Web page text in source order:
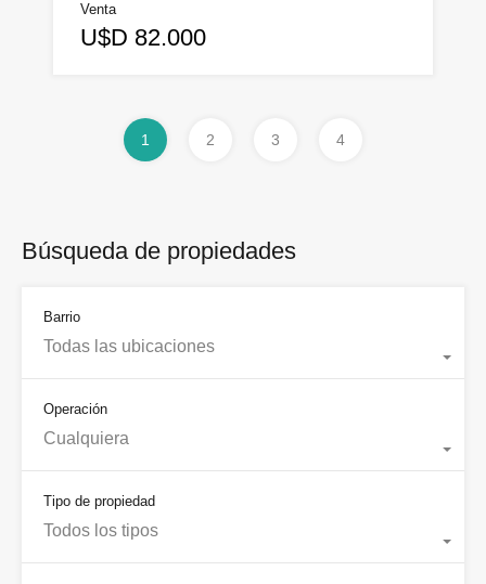
Venta
U$D 82.000
1 2 3 4
Búsqueda de propiedades
Barrio
Todas las ubicaciones
Operación
Cualquiera
Tipo de propiedad
Todos los tipos